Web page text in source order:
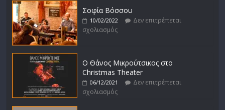
Σοφία Βόσσου
10/02/2022
Δεν επιτρέπεται
σχολιασμός
Ο Θάνος Μικρούτσικος στο
Christmas Theater
06/12/2021
Δεν επιτρέπεται
σχολιασμός